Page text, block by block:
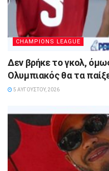
CHAMPIONS LEAGUE
Δεν βρήκε το γκολ,
Ολυμπιακός θα τα
5 ΑΥΓΟΎΣΤΟΥ, 2026